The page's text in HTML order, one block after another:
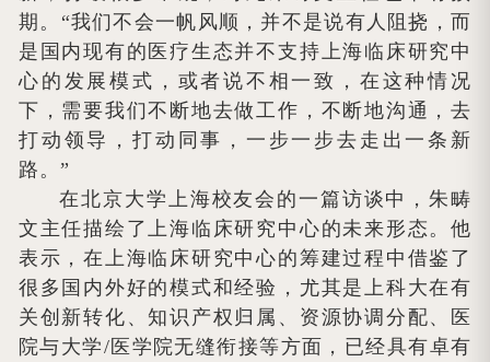
期。“我们不会一帆风顺，并不是说有人阻挠，而
是国内现有的医疗生态并不支持上海临床研究中
心的发展模式，或者说不相一致，在这种情况
下，需要我们不断地去做工作，不断地沟通，去
打动领导，打动同事，一步一步去走出一条新
路。”
在北京大学上海校友会的一篇访谈中，朱畴
文主任描绘了上海临床研究中心的未来形态。他
表示，在上海临床研究中心的筹建过程中借鉴了
很多国内外好的模式和经验，尤其是上科大在有
关创新转化、知识产权归属、资源协调分配、医
院与大学/医学院无缝衔接等方面，已经具有卓有